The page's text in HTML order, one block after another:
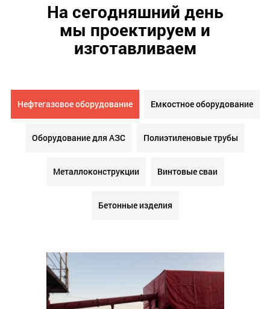
На сегодняшний день
мы проектируем и
изготавливаем
Нефтегазовое оборудование Емкостное оборудование
Оборудование для АЗС Полиэтиленовые трубы
Металлоконструкции Винтовые сваи
Бетонные изделия